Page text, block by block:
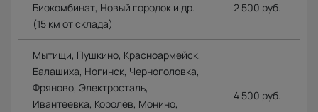
Биокомбинат, Новый городок и др.
(15 км от склада)
2 500 руб.
Мытищи, Пушкино, Красноармейск,
Балашиха, Ногинск, Черноголовка,
Фряново, Электросталь,
Ивантеевка, Королёв, Монино,
4 500 руб.